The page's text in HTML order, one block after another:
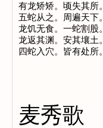
有龙矫矫。顷失其所。
五蛇从之。周遍天下。
龙饥无食。一蛇割股。
龙返其渊。安其壤土。
麦秀歌